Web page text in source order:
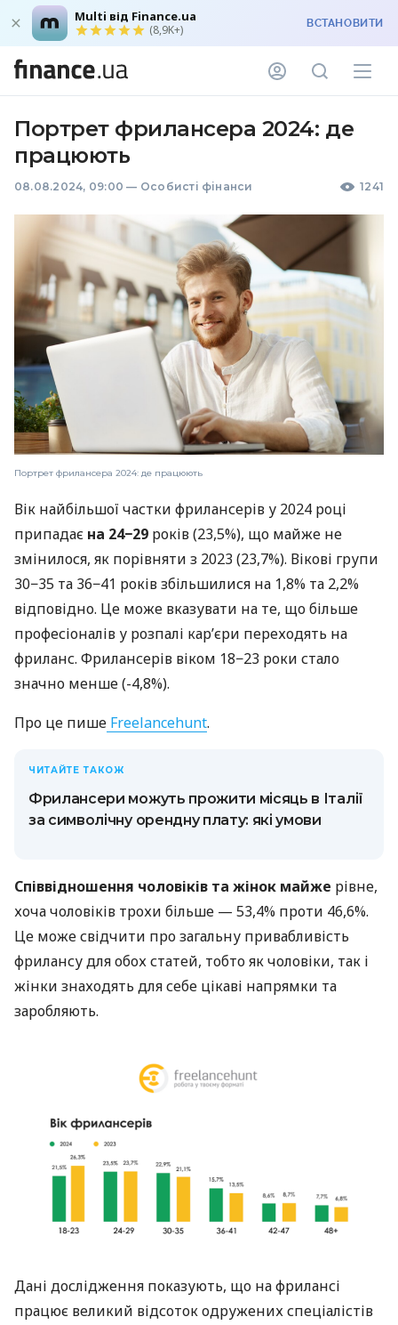
Multi від Finance.ua
(8,9K+) ВСТАНОВИТИ
Портрет фрилансера 2024: де
працюють
08.08.2024, 09:00 — Особисті фінанси 1241
Портрет фрилансера 2024: де працюють
Вік найбільшої частки фрилансерів у 2024 році
припадає на 24−29 років (23,5%), що майже не
змінилося, як порівняти з 2023 (23,7%). Вікові групи
30−35 та 36−41 років збільшилися на 1,8% та 2,2%
відповідно. Це може вказувати на те, що більше
професіоналів у розпалі кар’єри переходять на
фриланс. Фрилансерів віком 18−23 роки стало
значно менше (-4,8%).
Про це пише Freelancehunt.
ЧИТАЙТЕ ТАКОЖ
Фрилансери можуть прожити місяць в Італії
за символічну орендну плату: які умови
Співвідношення чоловіків та жінок майже рівне,
хоча чоловіків трохи більше — 53,4% проти 46,6%.
Це може свідчити про загальну привабливість
фрилансу для обох статей, тобто як чоловіки, так і
жінки знаходять для себе цікаві напрямки та
заробляють.
Дані дослідження показують, що на фрилансі
працює великий відсоток одружених спеціалістів